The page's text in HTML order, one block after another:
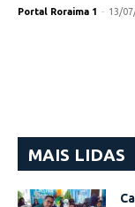
Portal Roraima 1 - 13/
MAIS LIDAS